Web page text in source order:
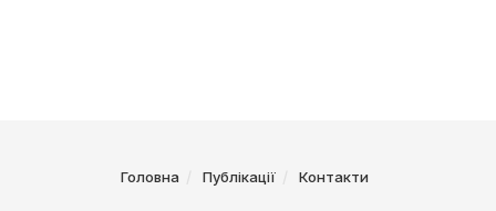
Головна Публікації Контакти